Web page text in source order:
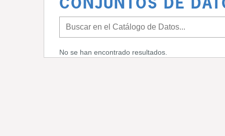
CONJUNTOS DE
No se han encontrado resultados.